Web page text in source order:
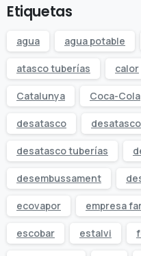
Etiquetas
agua agua potable
atasco tuberías calor
Catalunya Coca-Cola
desatasco
desatasco tuberías
desembussament
ecovapor empresa
escobar estalvi